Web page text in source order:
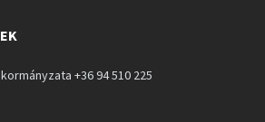
+36 94 510 225